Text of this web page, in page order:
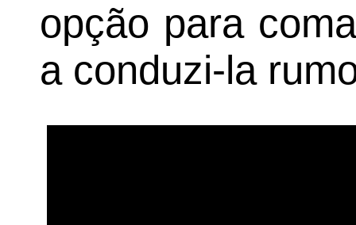
opção para
a conduzi-la